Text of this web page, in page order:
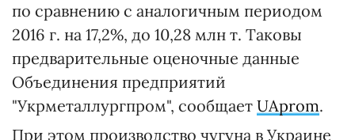
по сравнению с аналогичным периодом
2016 г. на 17,2%, до 10,28 млн т. Таковы
предварительные оценочные данные
Объединения предприятий
"Укрметаллургпром", сообщает UAprom.
При этом производство чугуна в Украине